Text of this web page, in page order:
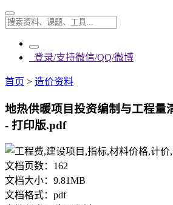
登录/支持微信/QQ/微博
首页 > 造价资料
地热供暖项目投资编制与工程量
- 打印版.pdf
文档页数： 162
文档大小： 9.81MB
文档格式： pdf